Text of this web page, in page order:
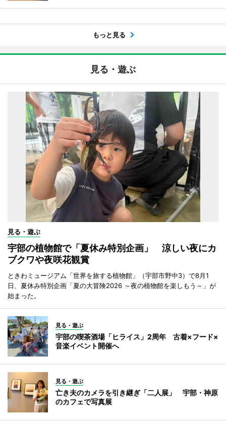
もっと見る
見る・遊ぶ
見る・遊ぶ
宇部の植物館で「夏休み特別企画」 涼しい夜にカ
ブクワや夜咲花観賞
ときわミュージアム「世界を旅する植物館」（宇部市野中3）で8月1
日、夏休み特別企画「夏の大冒険2026 ～夜の植物館を楽しもう～」が
始まった。
見る・遊ぶ
宇部の喫茶酒場「ヒライス」2周年 古着×フード×
音楽イベント開催へ
見る・遊ぶ
亡き夫のカメラを引き継ぎ「二人展」 宇部・神原
のカフェで写真展